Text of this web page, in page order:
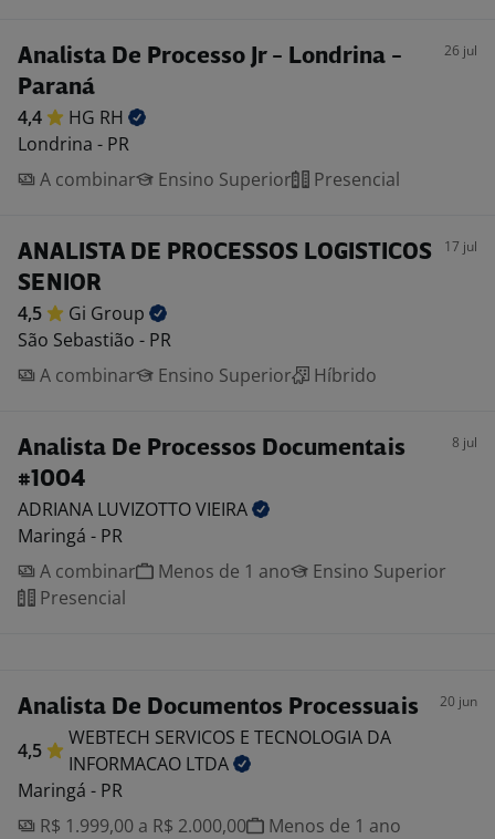
Analista De Processo Jr - Londrina -
Paraná
26 jul
4,4 HG RH
Londrina - PR
A combinar
Ensino Superior Presencial
ANALISTA DE PROCESSOS LOGISTICOS
SENIOR
17 jul
4,5 Gi Group
São Sebastião - PR
A combinar
Ensino Superior Híbrido
Analista De Processos Documentais
#1004
8 jul
ADRIANA LUVIZOTTOVIEIRA
Maringá - PR
A combinar
Menos de 1 ano
Ensino Superior
Presencial
Analista De Documentos Processuais 20 jun
4,5
WEBTECH SERVICOS E TECNOLOGIA DA
INFORMACAO LTDA
Maringá - PR
R$ 1.999,00 a R$ 2.000,00
Menos de 1 ano